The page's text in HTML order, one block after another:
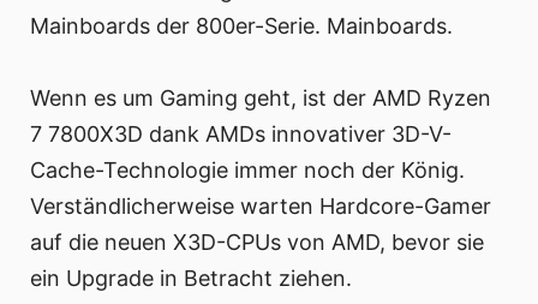
Mainboards der 800er-Serie. Mainboards.
Wenn es um Gaming geht, ist der AMD Ryzen
7 7800X3D dank AMDs innovativer 3D-V-
Cache-Technologie immer noch der König.
Verständlicherweise warten Hardcore-Gamer
auf die neuen X3D-CPUs von AMD, bevor sie
ein Upgrade in Betracht ziehen.